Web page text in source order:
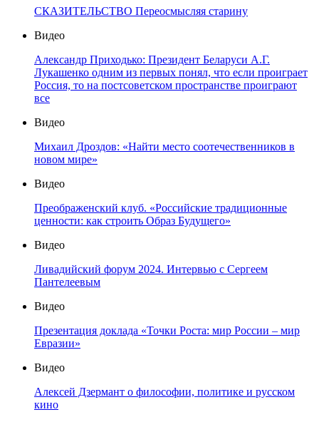
СКАЗИТЕЛЬСТВО Переосмысляя старину
Видео
Александр Приходько: Президент Беларуси А.Г.
Лукашенко одним из первых понял, что если проиграет
Россия, то на постсоветском пространстве проиграют
все
Видео
Михаил Дроздов: «Найти место соотечественников в
новом мире»
Видео
Преображенский клуб. «Российские традиционные
ценности: как строить Образ Будущего»
Видео
Ливадийский форум 2024. Интервью с Сергеем
Пантелеевым
Видео
Презентация доклада «Точки Роста: мир России – мир
Евразии»
Видео
Алексей Дзермант о философии, политике и русском
кино